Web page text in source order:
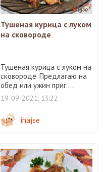
Тушеная курица с луком
на сковороде
Тушеная курица с луком на
сковороде. Предлагаю на
обед или ужин приг ...
19-09-2021, 13:22
ihajse